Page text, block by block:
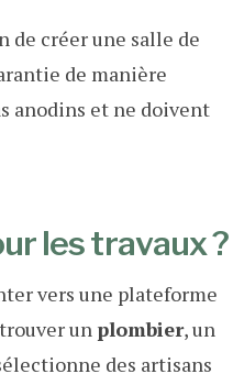
de créer une salle de
de manière
anodins et ne doivent
les travaux ?
vers une plateforme
un plombier, un
des artisans